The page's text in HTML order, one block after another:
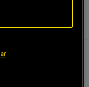
oversized